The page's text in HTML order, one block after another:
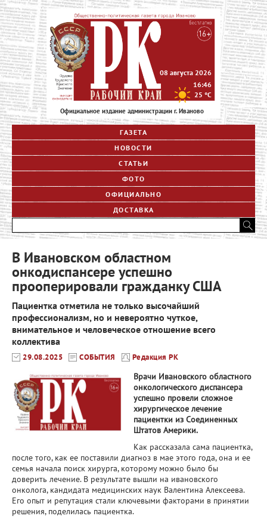
Официальное издание администрации г. Иваново
08 августа 2026
16:46
25 °C
ГАЗЕТА
НОВОСТИ
СТАТЬИ
ФОТО
ОФИЦИАЛЬНО
ДОСТАВКА
В Ивановском областном
онкодиспансере успешно
прооперировали гражданку США
Пациентка отметила не только высочайший
профессионализм, но и невероятно чуткое,
внимательное и человеческое отношение всего
коллектива
29.08.2025 СОБЫТИЯ Редакция РК
Врачи Ивановского областного
онкологического диспансера
успешно провели сложное
хирургическое лечение
пациентки из Соединенных
Штатов Америки.
Как рассказала сама пациентка,
после того, как ее поставили диагноз в мае этого года, она и ее
семья начала поиск хирурга, которому можно было бы
доверить лечение. В результате вышли на ивановского
онколога, кандидата медицинских наук Валентина Алексеева.
Его опыт и репутация стали ключевыми факторами в принятии
решения, поделилась пациентка.